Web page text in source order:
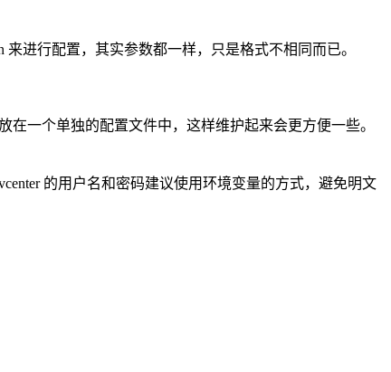
进行配置，其实参数都一样，只是格式不相同而已。
在一个单独的配置文件中，这样维护起来会更方便一些。
vcenter 的用户名和密码建议使用环境变量的方式，避免明文